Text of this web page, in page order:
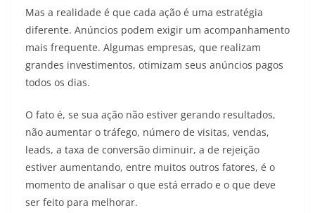
Mas a realidade é que cada ação é uma estratégia
diferente. Anúncios podem exigir um acompanhamento
mais frequente. Algumas empresas, que realizam
grandes investimentos, otimizam seus anúncios pagos
todos os dias.
O fato é, se sua ação não estiver gerando resultados,
não aumentar o tráfego, número de visitas, vendas,
leads, a taxa de conversão diminuir, a de rejeição
estiver aumentando, entre muitos outros fatores, é o
momento de analisar o que está errado e o que deve
ser feito para melhorar.